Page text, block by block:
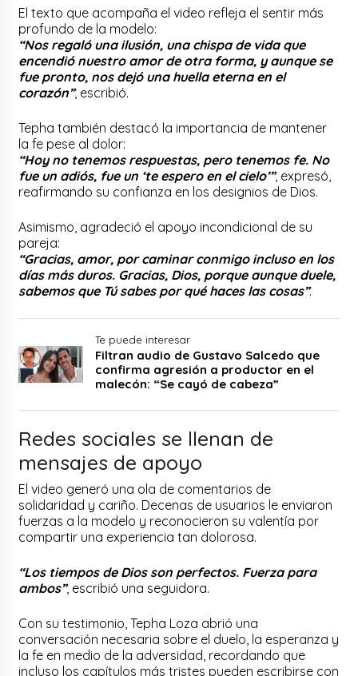
El texto que acompaña el video refleja el sentir más
profundo de la modelo:
“Nos regaló una ilusión, una chispa de vida que
encendió nuestro amor de otra forma, y aunque se
fue pronto, nos dejó una huella eterna en el
corazón”, escribió.
Tepha también destacó la importancia de mantener
la fe pese al dolor:
“Hoy no tenemos respuestas, pero tenemos fe. No
fue un adiós, fue un ‘te espero en el cielo’”, expresó,
reafirmando su confianza en los designios de Dios.
Asimismo, agradeció el apoyo incondicional de su
pareja:
“Gracias, amor, por caminar conmigo incluso en los
días más duros. Gracias, Dios, porque aunque duele,
sabemos que Tú sabes por qué haces las cosas”.
Te puede interesar
Filtran audio de Gustavo Salcedo que
confirma agresión a productor en el
malecón: “Se cayó de cabeza”
Redes sociales se llenan de
mensajes de apoyo
El video generó una ola de comentarios de
solidaridad y cariño. Decenas de usuarios le enviaron
fuerzas a la modelo y reconocieron su valentía por
compartir una experiencia tan dolorosa.
“Los tiempos de Dios son perfectos. Fuerza para
ambos”, escribió una seguidora.
Con su testimonio, Tepha Loza abrió una
conversación necesaria sobre el duelo, la esperanza y
la fe en medio de la adversidad, recordando que
incluso los capítulos más tristes pueden escribirse con